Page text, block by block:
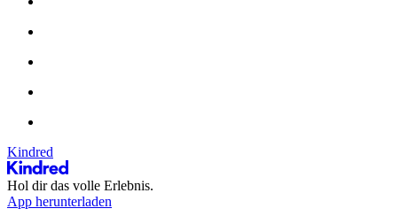
Kindred
Hol dir das volle Erlebnis.
App herunterladen